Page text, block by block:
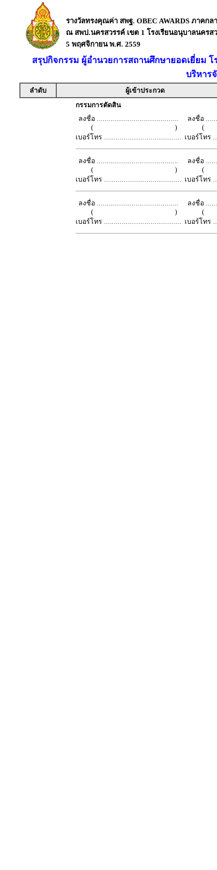
รางวัลทรงคุณค่า สพฐ. OBEC AWARDS ภาคก
ณ สพป.นครสวรรค์ เขต 1 โรงเรียนอนุบาลนคร
5 พฤศจิกายน พ.ศ. 2559
สรุปกิจกรรม ผู้อำนวยการสถานศึกษายอดเยี่ยม
บริหาร
ลำดับ
ผู้เข้าประกวด
กรรมการตัดสิน
ลงชื่อ ..........................................
( )
เบอร์โทร ........................................
ลงชื่อ
เบอร์โทร
ลงชื่อ ..........................................
( )
เบอร์โทร ........................................
ลงชื่อ
เบอร์โทร
ลงชื่อ ..........................................
( )
เบอร์โทร ........................................
ลงชื่อ
เบอร์โทร